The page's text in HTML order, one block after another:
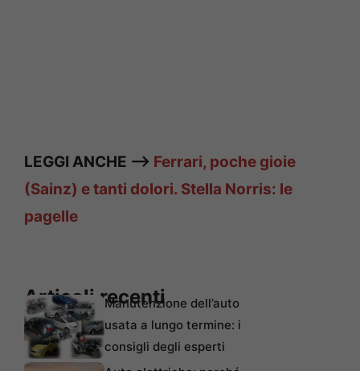
LEGGI ANCHE —> Ferrari, poche gioie
(Sainz) e tanti dolori. Stella Norris: le
pagelle
Articoli recentiManutenzione dell’auto
usata a lungo termine: i
consigli degli esperti